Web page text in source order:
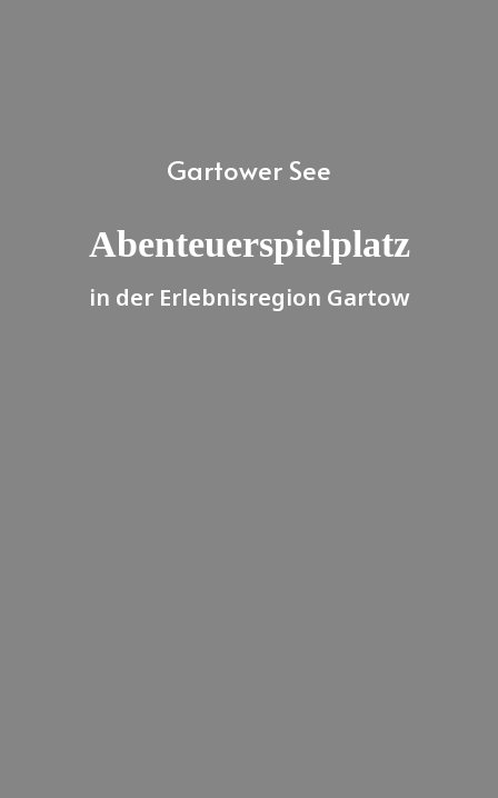
Gartower See
Abenteuerspielplatz
in der Erlebnisregion Gartow